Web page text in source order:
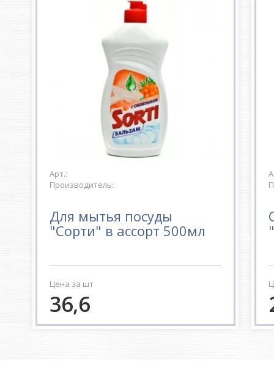
Арт.:
Производитель:
Для мытья посуды
"Сорти" в ассорт 500мл
Цена за шт
36,6